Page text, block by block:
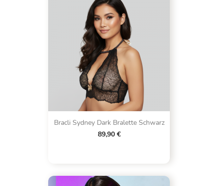
Bracli Sydney Dark Bralette Schwarz
89,90 €